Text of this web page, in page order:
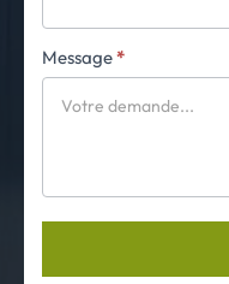
Message*